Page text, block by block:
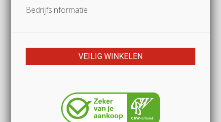
Bedrijfsinformatie
VEILIG WINKELEN